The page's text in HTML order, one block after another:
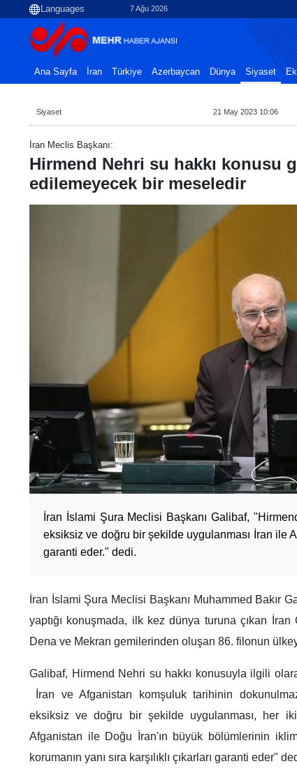
7 Ağu 2026
Ana Sayfa İran Türkiye Azerbaycan Dünya Siyaset
Siyaset 21 May 2023 10:06
İran Meclis Başkanı:
Hirmend Nehri su hakkı konusu
edilemeyecek bir meseledir
İran İslami Şura Meclisi Başkanı Galibaf,
eksiksiz ve doğru bir şekilde uygulanması İran ile
garanti eder." dedi.
İran İslami Şura Meclisi Başkanı Muhammed Bakır
yaptığı konuşmada, ilk kez dünya turuna çıkan
Dena ve Mekran gemilerinden oluşan 86. filonun
Galibaf, Hirmend Nehri su hakkı konusuyla ilgili
İran ve Afganistan komşuluk tarihinin
eksiksiz ve doğru bir şekilde uygulanması, her
Afganistan ile Doğu İran'ın büyük bölümlerinin
korumanın yanı sıra karşılıklı çıkarları garanti eder"